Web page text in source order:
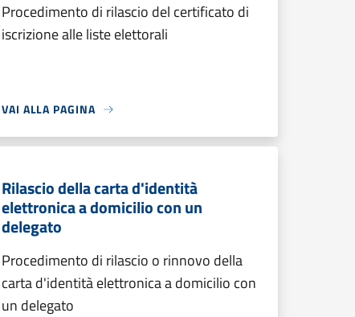
Procedimento di rilascio del certificato di
iscrizione alle liste elettorali
VAI ALLA PAGINA
Rilascio della carta d'identità
elettronica a domicilio con un
delegato
Procedimento di rilascio o rinnovo della
carta d'identità elettronica a domicilio con
un delegato